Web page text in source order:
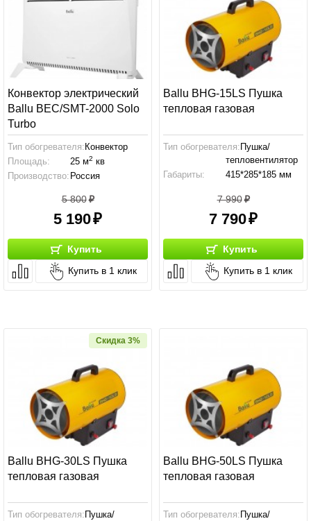
Конвектор электрический
Ballu BEC/SMT-2000 Solo
Turbo
Тип обогревателя: Конвектор
Площадь:
25 м2 кв
Производство: Россия
5 800
5 190
Купить
Купить в 1 клик
Ballu BHG-15LS Пушка
тепловая газовая
Тип обогревателя: Пушка/
тепловентилятор
Габариты:
415*285*185 мм
7 990
7 790
Купить
Купить в 1 клик
Скидка 3%
Ballu BHG-30LS Пушка
тепловая газовая
Тип обогревателя: Пушка/
Ballu BHG-50LS Пушка
тепловая газовая
Тип обогревателя: Пушка/